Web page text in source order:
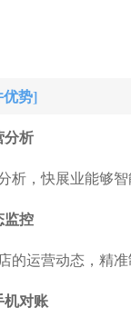
势]
分析
析，快展业能够
监控
的运营动态，精
机对账